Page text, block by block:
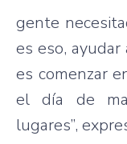
gente
es eso, ayudar
es comenzar
el día de
lugares”,